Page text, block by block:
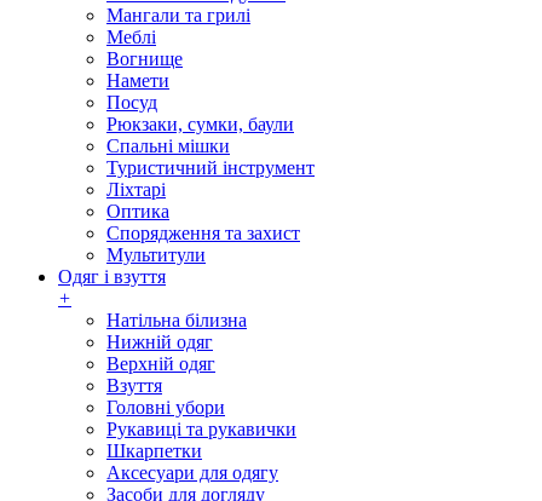
Мангали та грилі
Меблі
Вогнище
Намети
Посуд
Рюкзаки, сумки, баули
Спальні мішки
Туристичний інструмент
Ліхтарі
Оптика
Спорядження та захист
Мультитули
Одяг і взуття
+
Натільна білизна
Нижній одяг
Верхній одяг
Взуття
Головні убори
Рукавиці та рукавички
Шкарпетки
Аксесуари для одягу
Засоби для догляду